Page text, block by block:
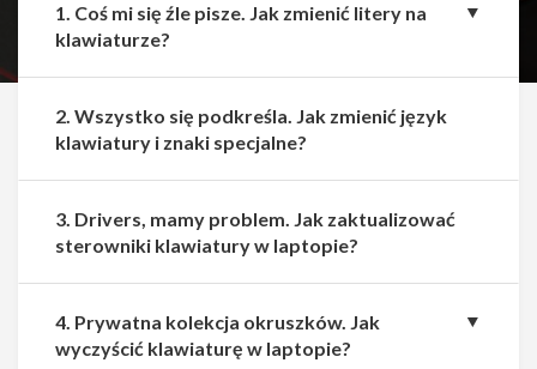
Udostępnij
1. Coś mi się źle pisze. Jak zmienić litery na
klawiaturze?
2. Wszystko się podkreśla. Jak zmienić język
klawiatury i znaki specjalne?
3. Drivers, mamy problem. Jak zaktualizować
sterowniki klawiatury w laptopie?
4. Prywatna kolekcja okruszków. Jak
wyczyścić klawiaturę w laptopie?